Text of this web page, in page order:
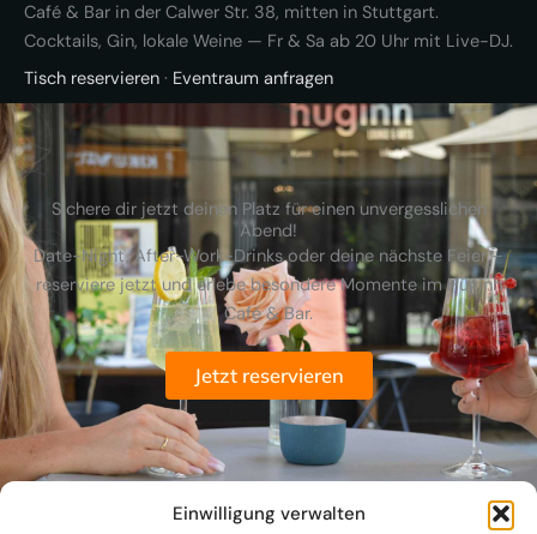
Einwilligung verwalten
Café & Bar in der Calwer Str. 38, mitten in Stuttgart.
Cocktails, Gin, lokale Weine — Fr & Sa ab 20 Uhr mit Live-DJ.
Tisch reservieren · Eventraum anfragen
Sichere dir jetzt deinen Platz für einen unvergesslichen
Abend!
Date-Night, After-Work-Drinks oder deine nächste Feier –
reserviere jetzt und erlebe besondere Momente im Huginn
Café & Bar.
Jetzt reservieren